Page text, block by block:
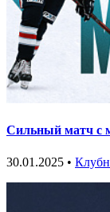
Сильный матч с
30.01.2025 •